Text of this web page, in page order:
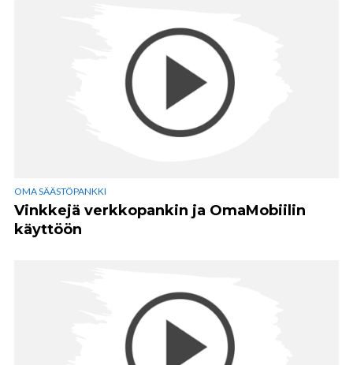
OMA SÄÄSTÖPANKKI
Vinkkejä verkkopankin ja OmaMobiilin
käyttöön